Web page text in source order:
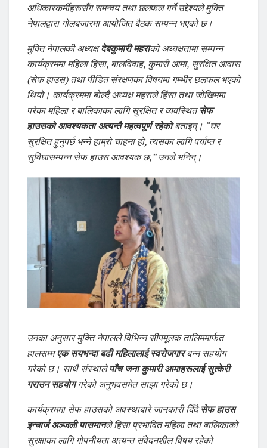
अधिकारकर्मीहरूसँग समन्वय तथा छलफल गर्ने उद्देश्यले मुक्ति
नेपालद्वारा गोलबजारमा आयोजित बैठक सम्पन्न भएको छ।
मुक्ति नेपालकी अध्यक्षदेबकुमारी महराको अध्यक्षतामा सम्पन्न
कार्यक्रममा महिला हिंसा, बालविवाह, कुमारी आमा, सुरक्षित आवास
(सेफ हाउस) तथा पीडित संरक्षणका विषयमा गम्भीर छलफल भएको
थियो। कार्यक्रममा बोल्दै अध्यक्ष महराले हिंसा तथा जोखिममा
परेका महिला र बालिकाका लागि सुरक्षित र व्यवस्थितसेफ
हाउसको आवश्यकता अत्यन्तै महत्वपूर्ण रहेकोबताइन्। “घर
सुरक्षित हुनुपर्छ भन्ने हाम्रो चाहना हो, त्यसका लागि पर्याप्त र
सुविधासम्पन्न सेफ हाउस आवश्यक छ,” उनले भनिन्।
उनका अनुसार मुक्ति नेपालले विभिन्न सीपमूलक तालिममार्फत
हालसम्मएक सयभन्दा बढी महिलालाई स्वरोजगारबन्न सहयोग
गरेको छ। साथै संस्थालेपाँच जना कुमारी आमाहरूलाई सुत्केरी
गराउन सहयोगगरेको अनुभवसमेत साझा गरेको छ।
कार्यक्रममा सेफ हाउसको अवस्थाबारे जानकारी दिँदैसेफ हाउस
इन्चार्ज अञ्जली पासमानले हिंसा प्रभावित महिला तथा बालिकाको
सुरक्षाका लागि गोपनीयता अत्यन्त संवेदनशील विषय रहेको